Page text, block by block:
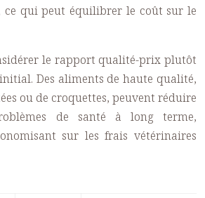
ce qui peut équilibrer le coût sur le
le rapport qualité-prix plutôt
Des aliments de haute qualité,
ou de croquettes, peuvent réduire
de santé à long terme,
sur les frais vétérinaires